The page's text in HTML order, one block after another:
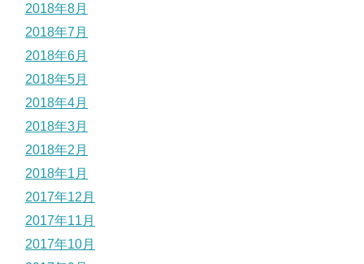
2018年8月
2018年7月
2018年6月
2018年5月
2018年4月
2018年3月
2018年2月
2018年1月
2017年12月
2017年11月
2017年10月